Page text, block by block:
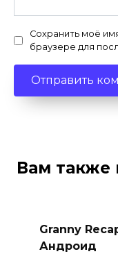
Сохранить моё
браузере для
Вам также
Granny
Андроид